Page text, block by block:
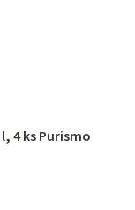
4 ks Purismo